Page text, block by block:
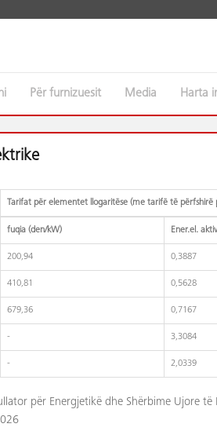
Për furnizuesit Media Harta
Tarifat për elementet llogaritëse (me tarifë të përfshirë
fuqia (den/kW) Ener.el.
200,94 0,3887
410,81 0,5628
679,36 0,7167
- 3,3084
- 2,0339
për Energjetikë dhe Shërbime Ujore